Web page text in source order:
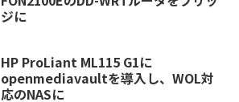
ジに
HP ProLiant ML115 G1に
openmediavaultを導入し、WOL対
応のNASに